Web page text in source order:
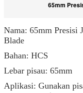
65mm
Nama: 65mm Presisi
Blade
Bahan: HCS
Lebar pisau: 65mm
Aplikasi: Gunakan